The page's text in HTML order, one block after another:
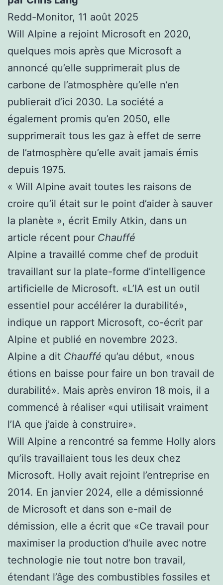
Redd-Monitor, 11 août 2025
Will Alpine a rejoint Microsoft en 2020,
quelques mois après que Microsoft a
annoncé qu’elle supprimerait plus de
carbone de l’atmosphère qu’elle n’en
publierait d’ici 2030. La société a
également promis qu’en 2050, elle
supprimerait tous les gaz à effet de serre
de l’atmosphère qu’elle avait jamais émis
depuis 1975.
« Will Alpine avait toutes les raisons de
croire qu’il était sur le point d’aider à sauver
la planète », écrit Emily Atkin, dans un
article récent pour Chauffé
Alpine a travaillé comme chef de produit
travaillant sur la plate-forme d’intelligence
artificielle de Microsoft. «L’IA est un outil
essentiel pour accélérer la durabilité»,
indique un rapport Microsoft, co-écrit par
Alpine et publié en novembre 2023.
Alpine a dit Chauffé qu’au début, «nous
étions en baisse pour faire un bon travail de
durabilité». Mais après environ 18 mois, il a
commencé à réaliser «qui utilisait vraiment
l’IA que j’aide à construire».
Will Alpine a rencontré sa femme Holly alors
qu’ils travaillaient tous les deux chez
Microsoft. Holly avait rejoint l’entreprise en
2014. En janvier 2024, elle a démissionné
de Microsoft et dans son e-mail de
démission, elle a écrit que «Ce travail pour
maximiser la production d’huile avec notre
technologie nie tout notre bon travail,
étendant l’âge des combustibles fossiles et